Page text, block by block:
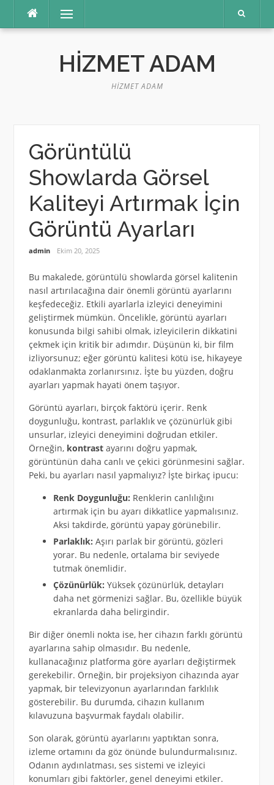
Menü
HIZMET ADAM
HIZMET ADAM
Görüntülü
Showlarda Görsel
Kaliteyi Artırmak İçin
Görüntü Ayarları
admin Ekim 20, 2025
Bu makalede, görüntülü showlarda görsel kalitenin
nasıl artırılacağına dair önemli görüntü ayarlarını
keşfedeceğiz. Etkili ayarlarla izleyici deneyimini
geliştirmek mümkün. Öncelikle, görüntü ayarları
konusunda bilgi sahibi olmak, izleyicilerin dikkatini
çekmek için kritik bir adımdır. Düşünün ki, bir film
izliyorsunuz; eğer görüntü kalitesi kötü ise, hikayeye
odaklanmakta zorlanırsınız. İşte bu yüzden, doğru
ayarları yapmak hayati önem taşıyor.
Görüntü ayarları, birçok faktörü içerir. Renk
doygunluğu, kontrast, parlaklık ve çözünürlük gibi
unsurlar, izleyici deneyimini doğrudan etkiler.
Örneğin, kontrastayarını doğru yapmak,
görüntünün daha canlı ve çekici görünmesini sağlar.
Peki, bu ayarları nasıl yapmalıyız? İşte birkaç ipucu:
Renk Doygunluğu: Renklerin canlılığını
artırmak için bu ayarı dikkatlice yapmalısınız.
Aksi takdirde, görüntü yapay görünebilir.
Parlaklık: Aşırı parlak bir görüntü, gözleri
yorar. Bu nedenle, ortalama bir seviyede
tutmak önemlidir.
Çözünürlük: Yüksek çözünürlük, detayları
daha net görmenizi sağlar. Bu, özellikle büyük
ekranlarda daha belirgindir.
Bir diğer önemli nokta ise, her cihazın farklı görüntü
ayarlarına sahip olmasıdır. Bu nedenle,
kullanacağınız platforma göre ayarları değiştirmek
gerekebilir. Örneğin, bir projeksiyon cihazında ayar
yapmak, bir televizyonun ayarlarından farklılık
gösterebilir. Bu durumda, cihazın kullanım
kılavuzuna başvurmak faydalı olabilir.
Son olarak, görüntü ayarlarını yaptıktan sonra,
izleme ortamını da göz önünde bulundurmalısınız.
Odanın aydınlatması, ses sistemi ve izleyici
konumları gibi faktörler, genel deneyimi etkiler.